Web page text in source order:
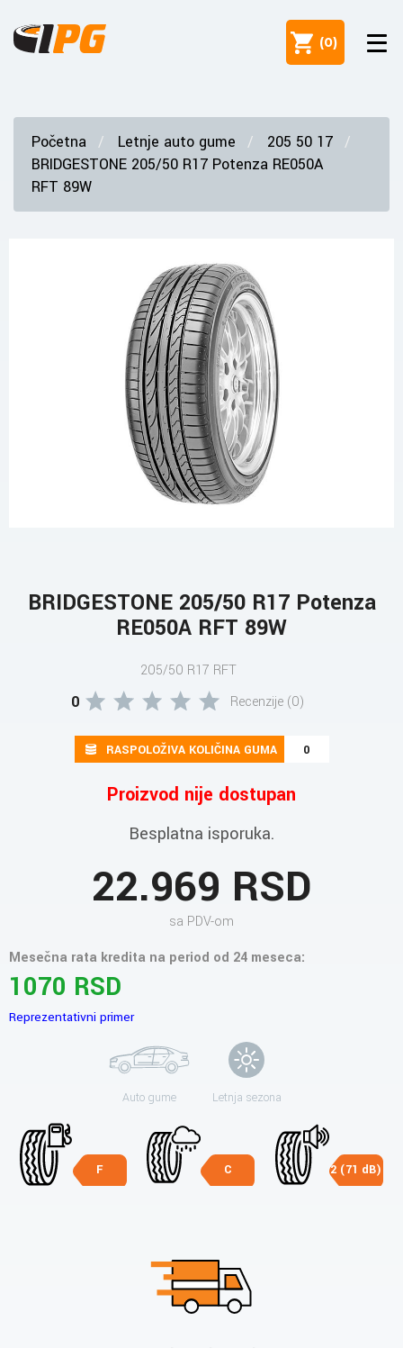
(0)
Početna Letnje auto gume
205 50 17
BRIDGESTONE 205/50 R17 Potenza RE050A
RFT 89W
BRIDGESTONE 205/50 R17 Potenza
RE050A RFT 89W
205/50 R17 RFT
0 Recenzije (0)
RASPOLOŽIVA KOLIČINA GUMA 0
Proizvod nije dostupan
Besplatna isporuka.
22.969 RSD
sa PDV-om
Mesečna rata kredita na period od 24 meseca:
1070 RSD
Reprezentativni primer
Auto gume Letnja sezona
F C 2 (71 dB)